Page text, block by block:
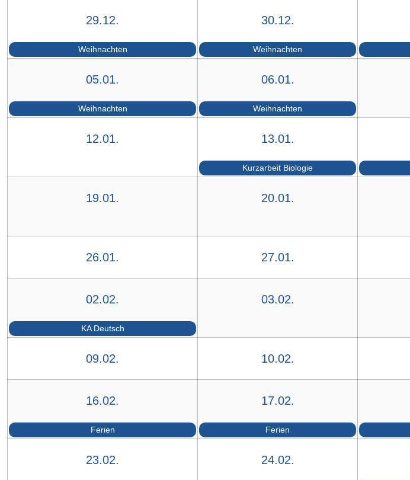
29.12.
Weihnachten
30.12.
Weihnachten
05.01.
Weihnachten
06.01.
Weihnachten
12.01. 13.01.
Kurzarbeit Biologie
19.01. 20.01.
26.01. 27.01.
02.02.
KA Deutsch
03.02.
09.02. 10.02.
16.02.
Ferien
17.02.
Ferien
23.02. 24.02.